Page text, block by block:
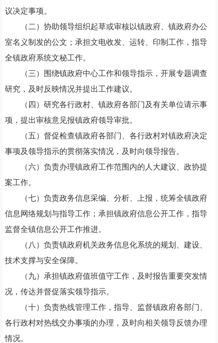
议决定事项。
（二）协助领导组织起草或审核以镇政府、镇政府办公
室名义制发的公文；承担文电收发、运转、印制工作，指导
全镇政府系统文秘工作。
（三）围绕镇政府中心工作和领导指示，开展专题调查
研究，及时反映情况并提出工作建议。
（四）研究各行政村、镇政府各部门及有关单位请示事
项，提出审核意见报镇政府领导审批。
（五）督促检查镇政府各部门、各行政村对镇政府决定
事项及领导指示的贯彻落实情况，及时向领导报告。
（六）负责办理镇政府工作范围内的人大建议、政协提
案工作。
（七）负责政务信息采编、分析、上报，统筹全镇政府
信息网络规划与指导工作；承担镇政府信息公开工作，指导
监督全镇信息公开工作推进。
（八）负责镇政府机关政务信息化系统的规划、建设、
技术支撑与安全保障。
（九）承担镇政府值班值守工作，及时报告重要突发情
况，传达并督促落实领导指示。
（十）负责热线管理工作，指导、监督镇政府各部门、
各行政村对热线交办事项的办理，及时向相关领导反馈办理
情况。